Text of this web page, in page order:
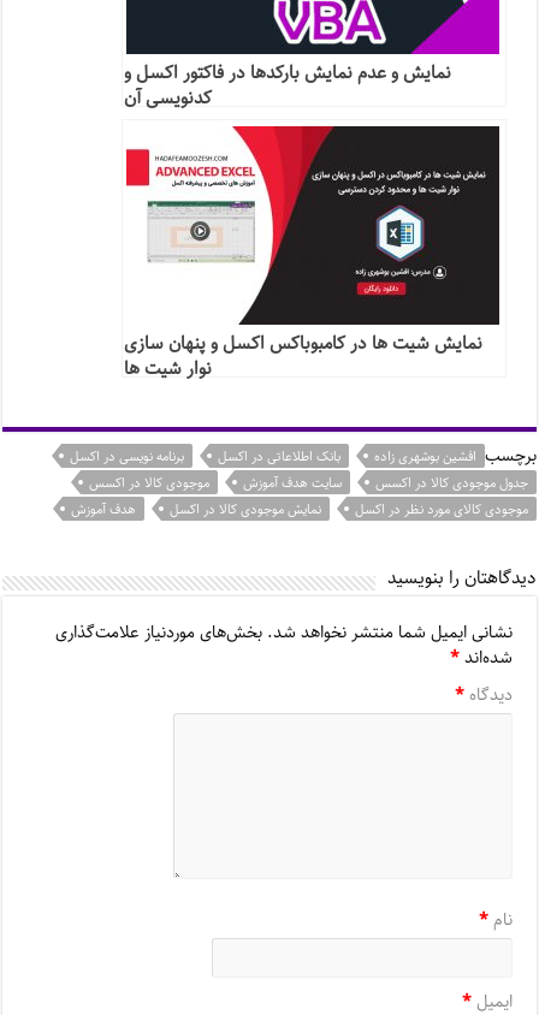
نمایش و عدم نمایش بارکدها در فاکتور اکسل و
کدنویسی آن
نمایش شیت ها در کامبوباکس اکسل و پنهان سازی
نوار شیت ها
برچسب افشین بوشهری زاده بانک اطلاعاتی در اکسل
برنامه نویسی در اکسل
جدول موجودی کالا در اکسس
سایت هدف آموزش
موجودی کالا در اکسس
موجودی کالای مورد نظر در اکسل
نمایش موجودی کالا در اکسل هدف آموزش
دیدگاهتان را بنویسید
نشانی ایمیل شما منتشر نخواهد شد. بخش‌های موردنیاز علامت‌گذاری
شده‌اند*
دیدگاه*
نام*
ایمیل*